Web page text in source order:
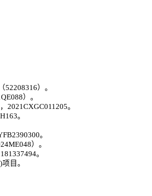
52208316）。
）。
2021CXGC011205。
。
。
）。
。
项目。